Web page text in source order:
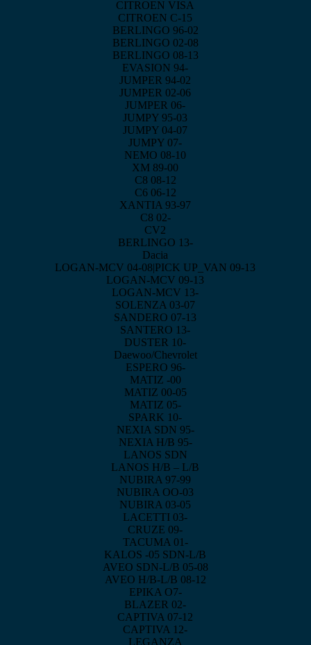
CITROEN VISA
CITROEN C-15
BERLINGO 96-02
BERLINGO 02-08
BERLINGO 08-13
EVASION 94-
JUMPER 94-02
JUMPER 02-06
JUMPER 06-
JUMPY 95-03
JUMPY 04-07
JUMPY 07-
NEMO 08-10
XM 89-00
C8 08-12
C6 06-12
XANTIA 93-97
C8 02-
CV2
BERLINGO 13-
Dacia
LOGAN-MCV 04-08|PICK UP_VAN 09-13
LOGAN-MCV 09-13
LOGAN-MCV 13-
SOLENZA 03-07
SANDERO 07-13
SANTERO 13-
DUSTER 10-
Daewoo/Chevrolet
ESPERO 96-
MATIZ -00
MATIZ 00-05
MATIZ 05-
SPARK 10-
NEXIA SDN 95-
NEXIA H/B 95-
LANOS SDN
LANOS H/B – L/B
NUBIRA 97-99
NUBIRA OO-03
NUBIRA 03-05
LACETTI 03-
CRUZE 09-
TACUMA 01-
KALOS -05 SDN-L/B
AVEO SDN-L/B 05-08
AVEO H/B-L/B 08-12
EPIKA O7-
BLAZER 02-
CAPTIVA 07-12
CAPTIVA 12-
LEGANZA